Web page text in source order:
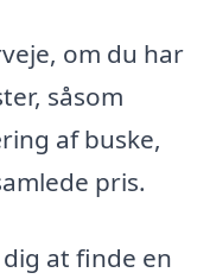
om du har
såsom
af buske,
pris.
at finde en